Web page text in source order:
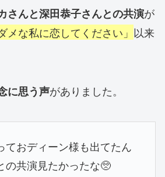
さんと深田恭子さんとの共演が
メな私に恋してください」 以来
に思う声がありました。
ておディーン様も出てたん
の共演見たかったな🥺